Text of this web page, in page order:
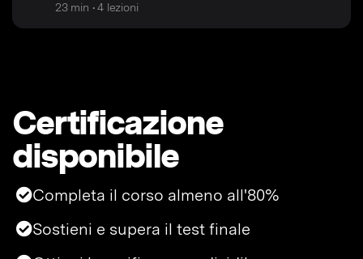
23 min • 4 lezioni
Certificazione
disponibile
Completa il corso almeno all'80%
Sostieni e supera il test finale